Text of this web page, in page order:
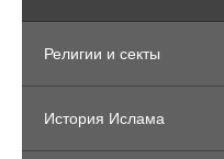
Религии и секты
История Ислама